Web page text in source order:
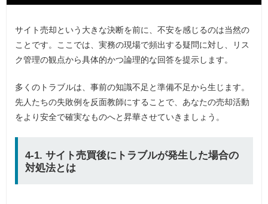
サイト売却という大きな決断を前に、不安を感じるのは当然の
ことです。ここでは、実務の現場で頻出する疑問に対し、リス
ク管理の観点から具体的かつ論理的な回答を提示します。
多くのトラブルは、事前の知識不足と準備不足から生じます。
先人たちの失敗例を反面教師にすることで、あなたの売却活動
をより安全で確実なものへと昇華させていきましょう。
4-1. サイト売買後にトラブルが発生した場合の
対処法とは